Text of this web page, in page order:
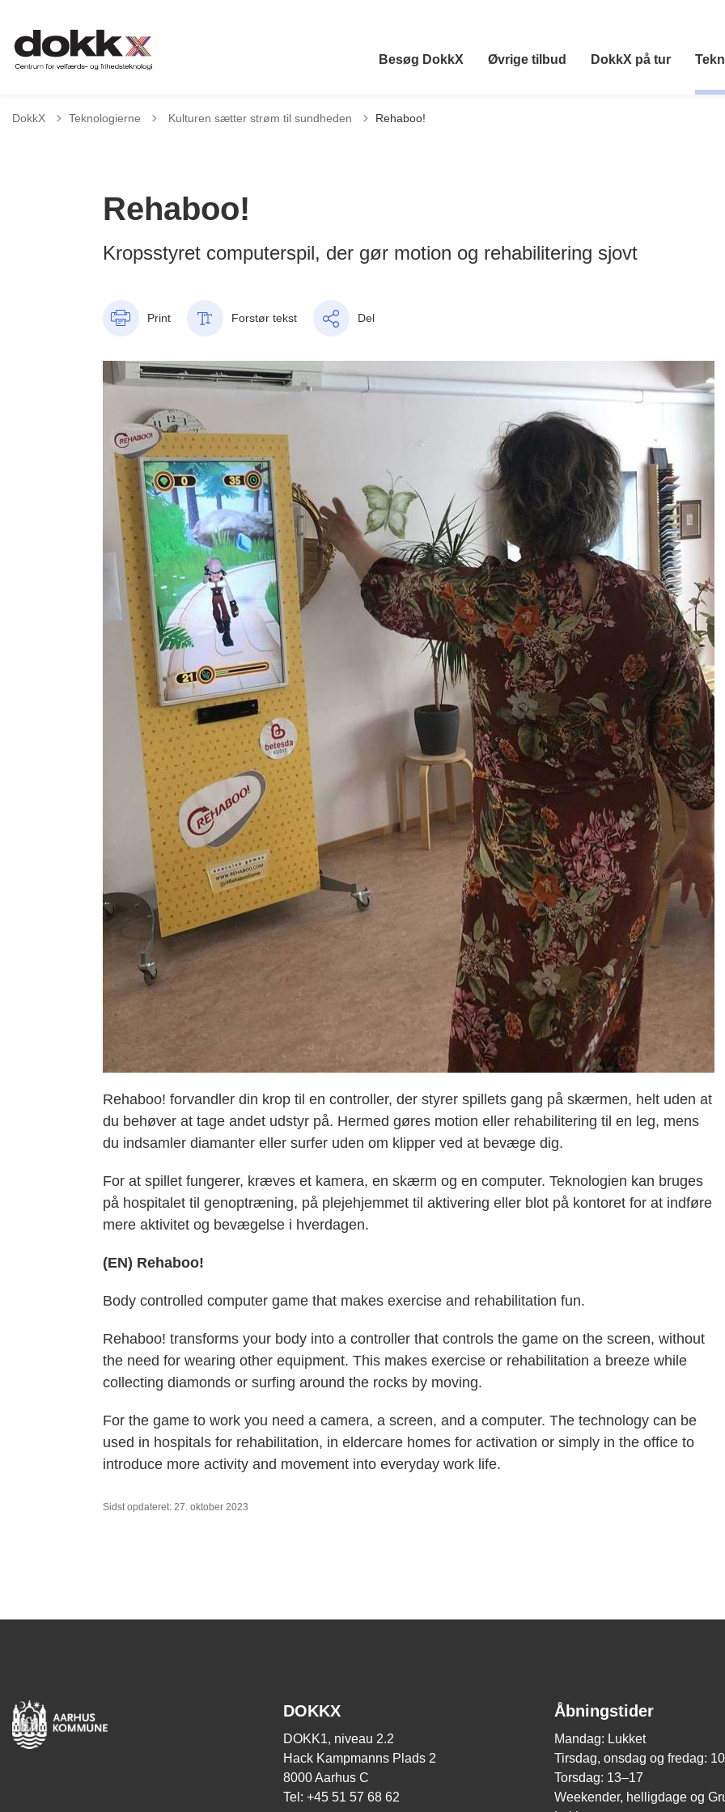
Besøg DokkX Øvrige tilbud DokkX på tur
DokkX Teknologierne Tilbage til
Kulturen sætter strøm til sundheden Rehaboo!
Rehaboo!
Kropsstyret computerspil, der gør motion og rehabilitering sjovt
Print Forstør tekst Del
Rehaboo! forvandler din krop til en controller, der styrer spillets gang på skærmen, helt uden at
du behøver at tage andet udstyr på. Hermed gøres motion eller rehabilitering til en leg, mens
du indsamler diamanter eller surfer uden om klipper ved at bevæge dig.
For at spillet fungerer, kræves et kamera, en skærm og en computer. Teknologien kan bruges
på hospitalet til genoptræning, på plejehjemmet til aktivering eller blot på kontoret for at indføre
mere aktivitet og bevægelse i hverdagen.
(EN) Rehaboo!
Body controlled computer game that makes exercise and rehabilitation fun.
Rehaboo! transforms your body into a controller that controls the game on the screen, without
the need for wearing other equipment. This makes exercise or rehabilitation a breeze while
collecting diamonds or surfing around the rocks by moving.
For the game to work you need a camera, a screen, and a computer. The technology can be
used in hospitals for rehabilitation, in eldercare homes for activation or simply in the office to
introduce more activity and movement into everyday work life.
Sidst opdateret: 27. oktober 2023
DOKKX
DOKK1, niveau 2.2
Hack Kampmanns Plads 2
8000 Aarhus C
Tel: +45 51 57 68 62
Åbningstider
Mandag: Lukket
Tirsdag, onsdag og fredag:
Torsdag: 13–17
Weekender, helligdage og